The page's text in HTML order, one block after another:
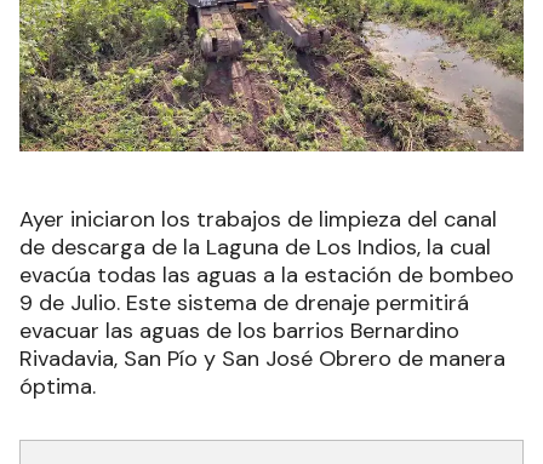
Ayer iniciaron los trabajos de limpieza del canal
de descarga de la Laguna de Los Indios, la cual
evacúa todas las aguas a la estación de bombeo
9 de Julio. Este sistema de drenaje permitirá
evacuar las aguas de los barrios Bernardino
Rivadavia, San Pío y San José Obrero de manera
óptima.